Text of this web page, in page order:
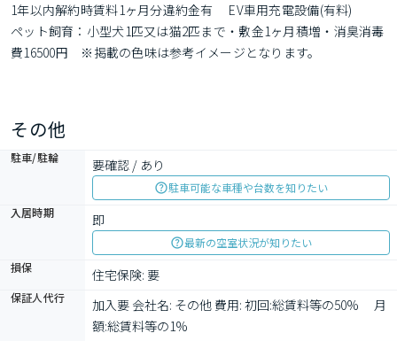
1年以内解約時賃料1ヶ月分違約金有　 EV車用充電設備(有料)
ペット飼育：小型犬1匹又は猫2匹まで・敷金1ヶ月積増・消臭消毒
費16500円　※掲載の色味は参考イメージとなります。
その他
駐車/駐輪 要確認 / あり
駐車可能な車種や台数を知りたい
入居時期
即
最新の空室状況が知りたい
損保
住宅保険: 要
保証人代行
加入要 会社名: その他 費用: 初回:総賃料等の50% 　月
額:総賃料等の1%